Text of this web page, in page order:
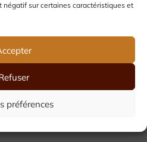
sur certaines caractéristiques et
préférences